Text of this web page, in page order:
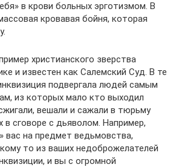
в крови больных эрготизмом. В
кровавая бойня, которая
христианского зверства
и известен как Салемский Суд. В те
подвергала людей самым
из которых мало кто выходил
вешали и сажали в тюрьму
сговоре с дьяволом. Например,
вас на предмет ведьмовства,
то из ваших недоброжелателей
и вы с огромной